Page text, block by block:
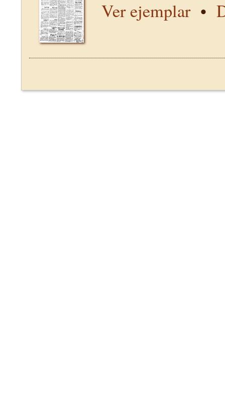
Ver ejemplar•